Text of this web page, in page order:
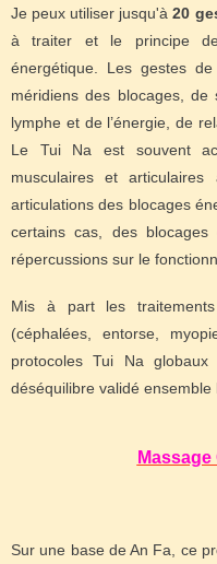
Je peux utiliser jusqu'à20
à traiter et le principe
énergétique. Les gestes de
méridiens des blocages,
lymphe et de l’énergie, de
Le Tui Na est souvent
musculaires et
articulations des blocages
certains cas, des blocages
répercussions sur le
Mis à part les
(céphalées, entorse,
protocoles Tui Na
déséquilibre validé
Sur une base de An Fa, ce